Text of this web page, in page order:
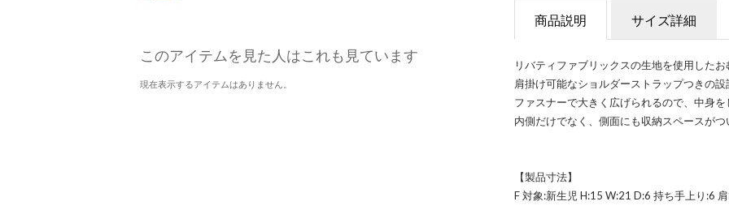
このアイテムを見た人はこれも見ています
現在表示するアイテムはありません。
商品説明 サイズ詳細
リバティファブリックスの生地を使用したお
肩掛け可能なショルダーストラップつきの設
ファスナーで大きく広げられるので、中身を
内側だけでなく、側面にも収納スペースがつ
【製品寸法】
F 対象:新生児 H:15 W:21 D:6 持ち手上り:6